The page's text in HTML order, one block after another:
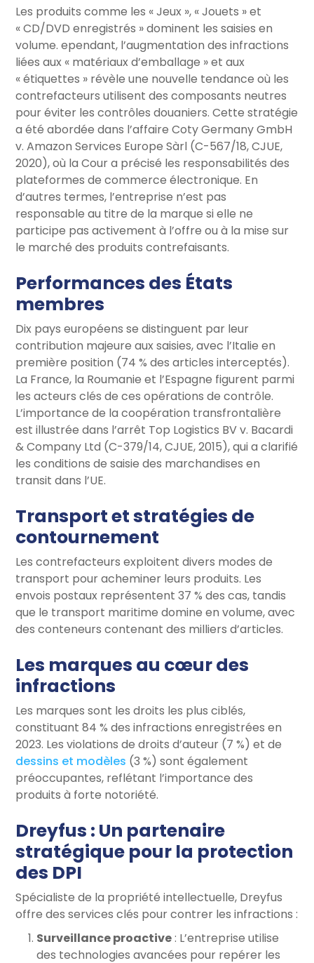
Les produits comme les « Jeux », « Jouets » et
« CD/DVD enregistrés » dominent les saisies en
volume. ependant, l’augmentation des infractions
liées aux « matériaux d’emballage » et aux
« étiquettes » révèle une nouvelle tendance où les
contrefacteurs utilisent des composants neutres
pour éviter les contrôles douaniers. Cette stratégie
a été abordée dans l’affaire Coty Germany GmbH
v. Amazon Services Europe Sàrl (C-567/18, CJUE,
2020), où la Cour a précisé les responsabilités des
plateformes de commerce électronique. En
d’autres termes, l’entreprise n’est pas
responsable au titre de la marque si elle ne
participe pas activement à l’offre ou à la mise sur
le marché des produits contrefaisants.
Performances des États
membres
Dix pays européens se distinguent par leur
contribution majeure aux saisies, avec l’Italie en
première position (74 % des articles interceptés).
La France, la Roumanie et l’Espagne figurent parmi
les acteurs clés de ces opérations de contrôle.
L’importance de la coopération transfrontalière
est illustrée dans l’arrêt Top Logistics BV v. Bacardi
& Company Ltd (C-379/14, CJUE, 2015), qui a clarifié
les conditions de saisie des marchandises en
transit dans l’UE.
Transport et stratégies de
contournement
Les contrefacteurs exploitent divers modes de
transport pour acheminer leurs produits. Les
envois postaux représentent 37 % des cas, tandis
que le transport maritime domine en volume, avec
des conteneurs contenant des milliers d’articles.
Les marques au cœur des
infractions
Les marques sont les droits les plus ciblés,
constituant 84 % des infractions enregistrées en
2023. Les violations de droits d’auteur (7 %) et de
dessins et modèles (3 %) sont également
préoccupantes, reflétant l’importance des
produits à forte notoriété.
Dreyfus : Un partenaire
stratégique pour la protection
des DPI
Spécialiste de la propriété intellectuelle, Dreyfus
offre des services clés pour contrer les infractions :
Surveillance proactive: L’entreprise utilise
des technologies avancées pour repérer les